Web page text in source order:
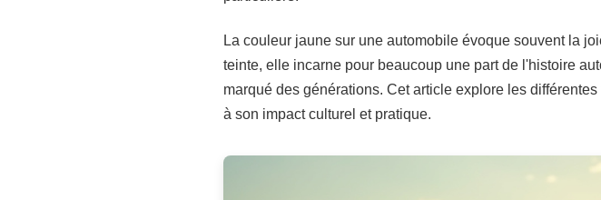
La couleur jaune sur une automobile évoque souvent la
teinte, elle incarne pour beaucoup une part de l'histoire
marqué des générations. Cet article explore les
à son impact culturel et pratique.